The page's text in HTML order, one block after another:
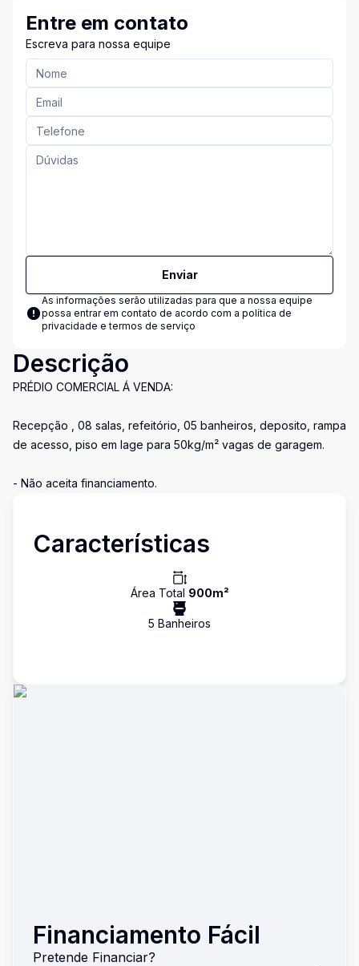
Entre em contato
Escreva para nossa equipe
Enviar
As informações serão utilizadas para que a nossa equipe
possa entrar em contato de acordo com a política de
privacidade e termos de serviço
Descrição
PRÉDIO COMERCIAL Á VENDA:
Recepção , 08 salas, refeitório, 05 banheiros, deposito, rampa
de acesso, piso em lage para 50kg/m² vagas de garagem.
- Não aceita financiamento.
Características
Área Total 900m²
5 Banheiros
Financiamento Fácil
Pretende Financiar?